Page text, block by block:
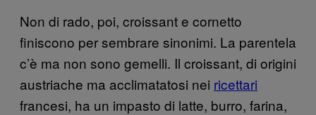
Non di rado, poi, croissant e cornetto
finiscono per sembrare sinonimi. La parentela
c’è ma non sono gemelli. Il croissant, di origini
austriache ma acclimatatosi nei ricettari
francesi, ha un impasto di latte, burro, farina,